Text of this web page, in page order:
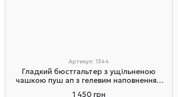
Артикул: 1344
Гладкий бюстгальтер з ущільненою
чашкою пуш ап з гелевим наповненням
1 450 грн